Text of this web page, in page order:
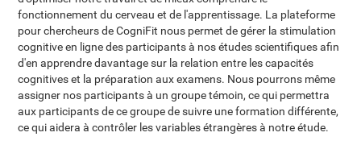
fonctionnement du cerveau et de l'apprentissage. La plateforme
pour chercheurs de CogniFit nous permet de gérer la stimulation
cognitive en ligne des participants à nos études scientifiques afin
d'en apprendre davantage sur la relation entre les capacités
cognitives et la préparation aux examens. Nous pourrons même
assigner nos participants à un groupe témoin, ce qui permettra
aux participants de ce groupe de suivre une formation différente,
ce qui aidera à contrôler les variables étrangères à notre étude.